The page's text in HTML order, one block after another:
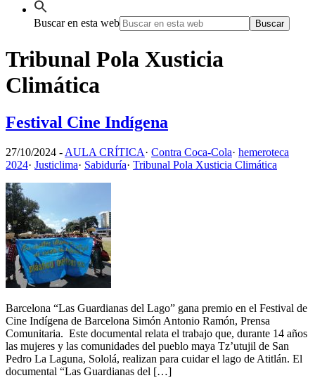
Buscar en esta web
Tribunal Pola Xusticia
Climática
Festival Cine Indígena
27/10/2024 - AULA CRÍTICA· Contra Coca-Cola· hemeroteca
2024· Justiclima· Sabiduría· Tribunal Pola Xusticia Climática
Barcelona “Las Guardianas del Lago” gana premio en el Festival de
Cine Indígena de Barcelona Simón Antonio Ramón, Prensa
Comunitaria. Este documental relata el trabajo que, durante 14 años
las mujeres y las comunidades del pueblo maya Tz’utujil de San
Pedro La Laguna, Sololá, realizan para cuidar el lago de Atitlán. El
documental “Las Guardianas del […]